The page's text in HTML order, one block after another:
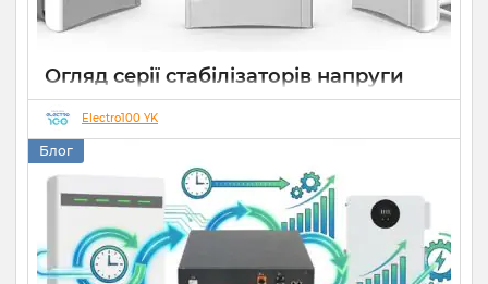
Огляд серії стабілізаторів напруги
Елекс АНТС: більше ніж просто
захист
22 07 2026
Electro100 YK
Блог